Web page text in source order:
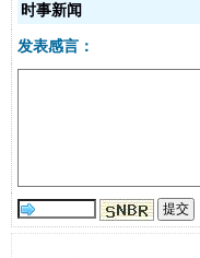
时事新闻
发表感言：